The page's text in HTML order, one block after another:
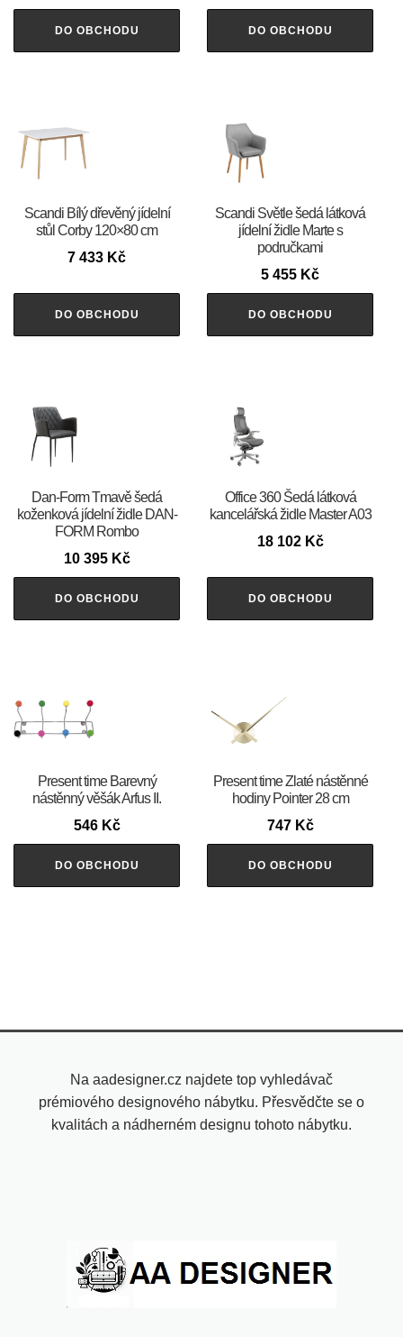
DO OBCHODU DO OBCHODU
Scandi Bílý dřevěný jídelní
stůl Corby 120×80 cm
7 433 Kč
DO OBCHODU
Scandi Světle šedá látková
jídelní židle Marte s
područkami
5 455 Kč
DO OBCHODU
​​​​​Dan-Form Tmavě šedá
koženková jídelní židle DAN-
FORM Rombo
10 395 Kč
DO OBCHODU
Office 360 Šedá látková
kancelářská židle Master A03
18 102 Kč
DO OBCHODU
Present time Barevný
nástěnný věšák Arfus II.
546 Kč
DO OBCHODU
Present time Zlaté nástěnné
hodiny Pointer 28 cm
747 Kč
DO OBCHODU
Na aadesigner.cz najdete top vyhledávač
prémiového designového nábytku. Přesvědčte se o
kvalitách a nádherném designu tohoto nábytku.